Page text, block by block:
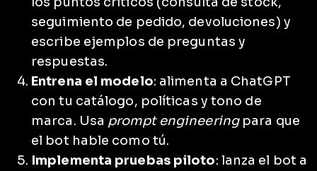
seguimiento de pedido, devoluciones) y
escribe ejemplos de preguntas y
respuestas.
Entrena el modelo: alimenta a ChatGPT
con tu catálogo, políticas y tono de
marca. Usa prompt engineeringpara que
el bot hable como tú.
Implementa pruebas piloto: lanza el bot a